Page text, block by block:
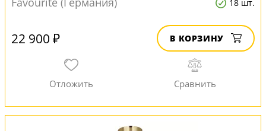
18 шт.
22 900 ₽ В КОРЗИНУ